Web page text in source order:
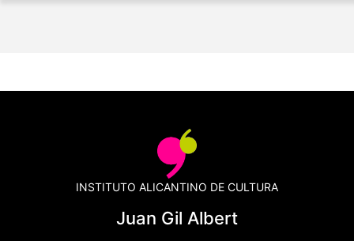
INSTITUTO ALICANTINO DE CULTURA
Juan Gil Albert